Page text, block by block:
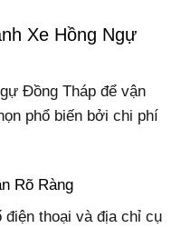
Xe Hồng Ngự
Đồng Tháp để vận
phổ biến bởi chi phí
Rõ Ràng
thoại và địa chỉ cụ